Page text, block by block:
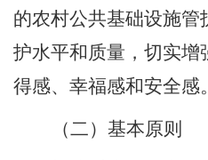
的农村公共基础设施管
护水平和质量，切实增
得感、幸福感和安全感。
（二）基本原则